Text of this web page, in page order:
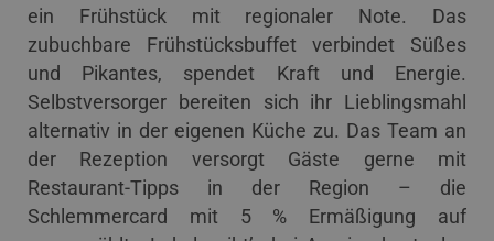
ein Frühstück mit regionaler Note. Das
zubuchbare Frühstücksbuffet verbindet Süßes
und Pikantes, spendet Kraft und Energie.
Selbstversorger bereiten sich ihr Lieblingsmahl
alternativ in der eigenen Küche zu. Das Team an
der Rezeption versorgt Gäste gerne mit
Restaurant-Tipps in der Region – die
Schlemmercard mit 5 % Ermäßigung auf